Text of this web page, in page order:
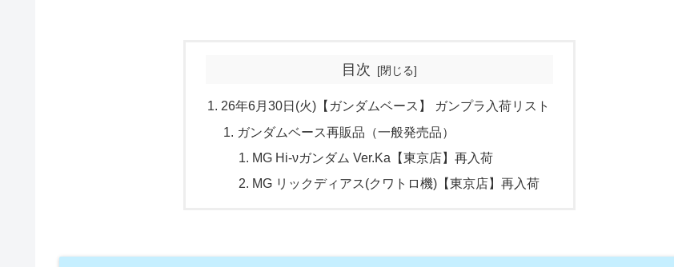
目次
26年6月30日(火)【ガンダムベース】 ガンプラ入荷リスト
ガンダムベース再販品（一般発売品）
MG Hi-νガンダム Ver.Ka【東京店】再入荷
MG リックディアス(クワトロ機)【東京店】再入荷